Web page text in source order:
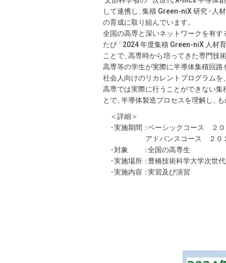
して連携し
、集積 Green-niX 研究・ 人
の育成に取り組んでいます。
全国の高専と深いネットワークを有す
たび「2024 年度集積 Green-niX 人材
ことで 、高専時から培ってきた専門技
高専等の学生が実際に半導体集積回
社会人向けのリカレントプログラムを
高専では実際に行うことができない集
とで 、半導体製造プロセスを理解し
＜詳細＞
・実施期間 ：ベーシックコース ２０
アドバンスコース ２０２
・対象 ：全国の高専生
・実施場所 ： 豊橋技術科学大学次世
・実施内容 ：実習及び演習